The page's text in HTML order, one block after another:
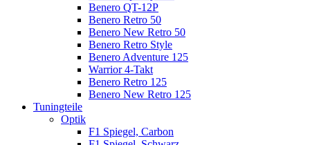
Benero QT-12P
Benero Retro 50
Benero New Retro 50
Benero Retro Style
Benero Adventure 125
Warrior 4-Takt
Benero Retro 125
Benero New Retro 125
Tuningteile
Optik
F1 Spiegel, Carbon